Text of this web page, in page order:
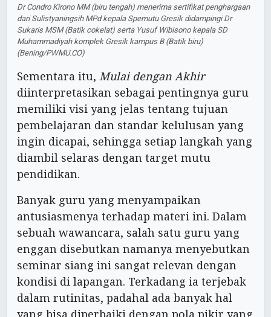
Dr Condro Kirono MM (biru tengah) menerima sertifikat penghargaan
dari Sulistyaningsih MPd kepala Spemutu Gresik didampingi Dr
Sukaris MSM (Batik cokelat) serta Yusuf Wibisono kepala SD
Muhammadiyah komplek Gresik kampus B (Batik biru)
(Bening/PWMU.CO)
Sementara itu, Mulai dengan Akhir
diinterpretasikan sebagai pentingnya guru
memiliki visi yang jelas tentang tujuan
pembelajaran dan standar kelulusan yang
ingin dicapai, sehingga setiap langkah yang
diambil selaras dengan target mutu
pendidikan.
Banyak guru yang menyampaikan
antusiasmenya terhadap materi ini. Dalam
sebuah wawancara, salah satu guru yang
enggan disebutkan namanya menyebutkan
seminar siang ini sangat relevan dengan
kondisi di lapangan. Terkadang ia terjebak
dalam rutinitas, padahal ada banyak hal
yang bisa diperbaiki dengan pola pikir yang